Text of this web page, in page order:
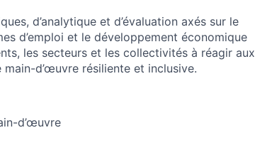
d’analytique et d’évaluation axés sur le
d’emploi et le développement économique
les secteurs et les collectivités à réagir aux
d’œuvre résiliente et inclusive.
d’œuvre